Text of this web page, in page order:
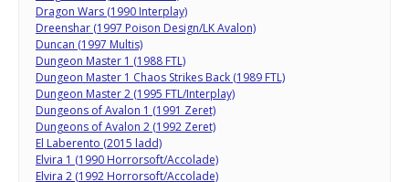
Dragon Wars (1990 Interplay)
Dreenshar (1997 Poison Design/LK Avalon)
Duncan (1997 Multis)
Dungeon Master 1 (1988 FTL)
Dungeon Master 1 Chaos Strikes Back (1989 FTL)
Dungeon Master 2 (1995 FTL/Interplay)
Dungeons of Avalon 1 (1991 Zeret)
Dungeons of Avalon 2 (1992 Zeret)
El Laberento (2015 ladd)
Elvira 1 (1990 Horrorsoft/Accolade)
Elvira 2 (1992 Horrorsoft/Accolade)